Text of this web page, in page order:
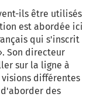
ils être utilisés
est abordée ici
qui s'inscrit
Son directeur
sur la ligne à
différentes
des